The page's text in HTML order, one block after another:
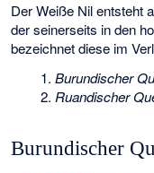
Der Weiße Nil entsteht
der seinerseits in den
bezeichnet diese im
Burundischer
Ruandischer
Burundischer